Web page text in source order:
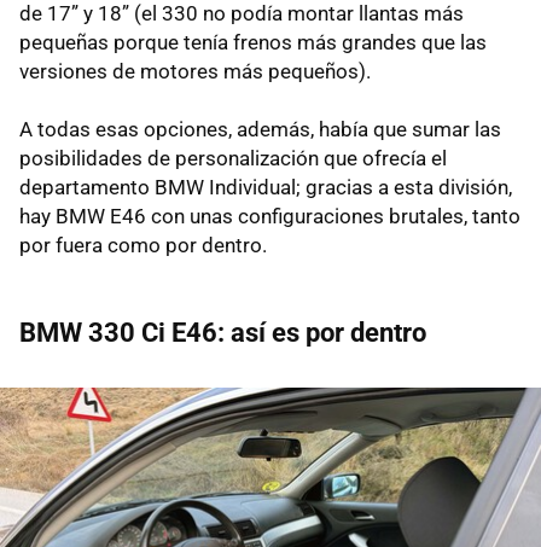
de 17” y 18” (el 330 no podía montar llantas más
pequeñas porque tenía frenos más grandes que las
versiones de motores más pequeños).
A todas esas opciones, además, había que sumar las
posibilidades de personalización que ofrecía el
departamento BMW Individual; gracias a esta división,
hay BMW E46 con unas configuraciones brutales, tanto
por fuera como por dentro.
BMW 330 Ci E46: así es por dentro